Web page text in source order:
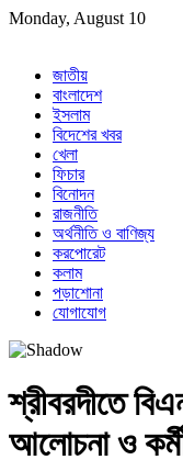
Skip
Monday, August 10
জাতীয়
বাংলাদেশ
ইসলাম
বিদেশের খবর
খেলা
ফিচার
বিনোদন
রাজনীতি
অর্থনীতি ও বাণিজ্য
করপোরেট
কলাম
পড়াশোনা
যোগাযোগ
শ্রীবরদীতে
আলোচনা ও